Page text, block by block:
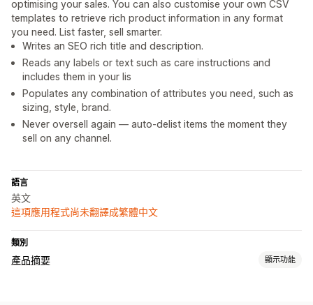
optimising your sales. You can also customise your own CSV
templates to retrieve rich product information in any format
you need. List faster, sell smarter.
Writes an SEO rich title and description.
Reads any labels or text such as care instructions and
includes them in your lis
Populates any combination of attributes you need, such as
sizing, style, brand.
Never oversell again — auto-delist items the moment they
sell on any channel.
語言
英文
這項應用程式尚未翻譯成繁體中文
類別
產品摘要 顯示功能